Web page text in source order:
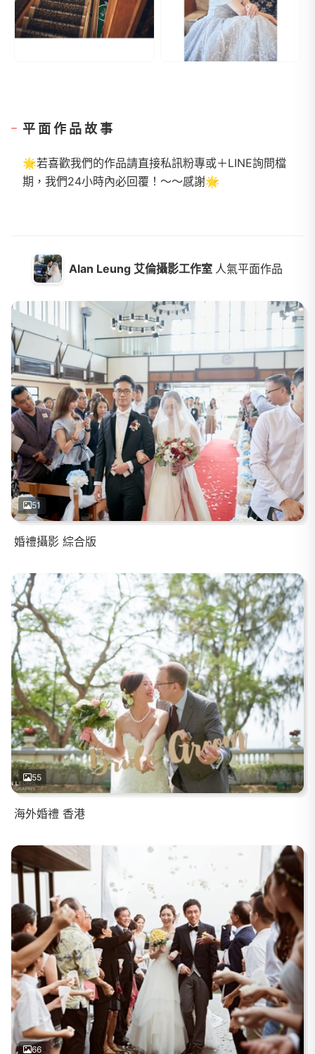
平面作品故事
🌟若喜歡我們的作品請直接私訊粉專或＋LINE詢問檔
期，我們24小時內必回覆！～～感謝🌟
Alan Leung 艾倫攝影工作室 人氣平面作品
51
婚禮攝影 綜合版
55
海外婚禮 香港
66